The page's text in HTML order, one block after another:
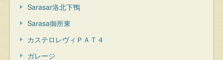
Sarasar洛北下鴨
Sarasa御所東
カステロレヴィＰＡＴ４
ガレージ